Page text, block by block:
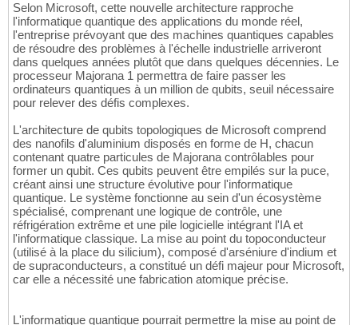
Selon Microsoft, cette nouvelle architecture rapproche
l'informatique quantique des applications du monde réel,
l'entreprise prévoyant que des machines quantiques capables
de résoudre des problèmes à l'échelle industrielle arriveront
dans quelques années plutôt que dans quelques décennies. Le
processeur Majorana 1 permettra de faire passer les
ordinateurs quantiques à un million de qubits, seuil nécessaire
pour relever des défis complexes.
L'architecture de qubits topologiques de Microsoft comprend
des nanofils d'aluminium disposés en forme de H, chacun
contenant quatre particules de Majorana contrôlables pour
former un qubit. Ces qubits peuvent être empilés sur la puce,
créant ainsi une structure évolutive pour l'informatique
quantique. Le système fonctionne au sein d'un écosystème
spécialisé, comprenant une logique de contrôle, une
réfrigération extrême et une pile logicielle intégrant l'IA et
l'informatique classique. La mise au point du topoconducteur
(utilisé à la place du silicium), composé d'arséniure d'indium et
de supraconducteurs, a constitué un défi majeur pour Microsoft,
car elle a nécessité une fabrication atomique précise.
L'informatique quantique pourrait permettre la mise au point de